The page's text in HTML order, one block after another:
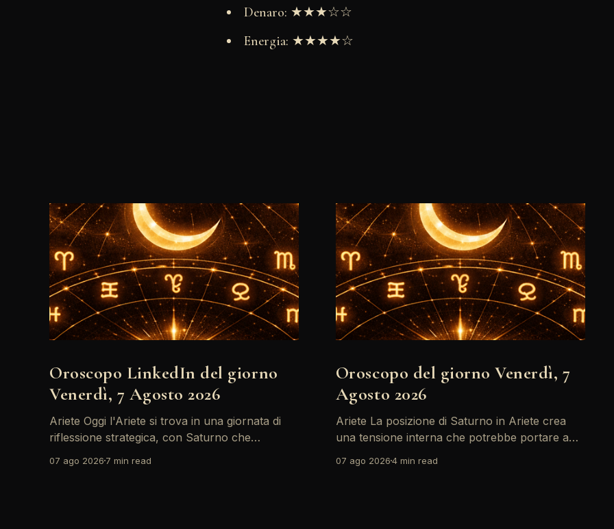
Denaro: ★★★☆☆
Energia: ★★★★☆
Oroscopo LinkedIn del giorno
Venerdì, 7 Agosto 2026
Ariete Oggi l'Ariete si trova in una giornata di
riflessione strategica, con Saturno che
momento di riconsiderare il tuo personal brand
07 ago 2026 7 min read
Oroscopo del giorno Venerdì, 7
Agosto 2026
Ariete La posizione di Saturno in Ariete crea
una tensione interna che potrebbe portare a
le paure e le insicurezze, soprattutto in ambito
07 ago 20264 min read